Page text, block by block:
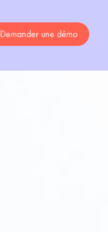
Demander une démo